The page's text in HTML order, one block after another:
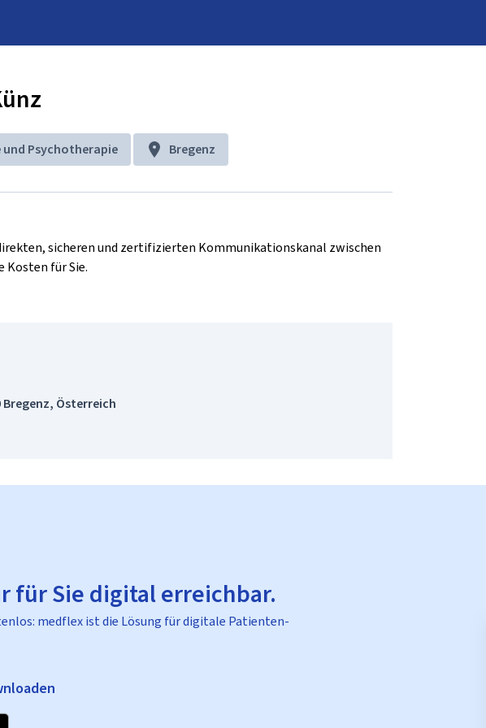
Psychotherapie Bregenz
sicheren und zertifizierten Kommunikationskanal zwischen
Kosten für Sie.
Österreich
für Sie digital erreichbar.
medflex ist die Lösung für digitale Patienten-